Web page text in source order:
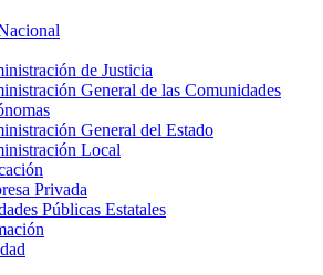
de Justicia
General de las Comunidades
General del Estado
Local
Privada
Públicas Estatales